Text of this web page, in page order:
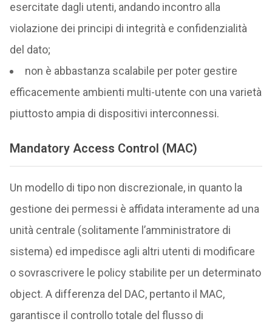
esercitate dagli utenti, andando incontro alla
violazione dei principi di integrità e confidenzialità
del dato;
non è abbastanza scalabile per poter gestire
efficacemente ambienti multi-utente con una varietà
piuttosto ampia di dispositivi interconnessi.
Mandatory Access Control (MAC)
Un modello di tipo non discrezionale, in quanto la
gestione dei permessi è affidata interamente ad una
unità centrale (solitamente l’amministratore di
sistema) ed impedisce agli altri utenti di modificare
o sovrascrivere le policy stabilite per un determinato
object. A differenza del DAC, pertanto il MAC,
garantisce il controllo totale del flusso di